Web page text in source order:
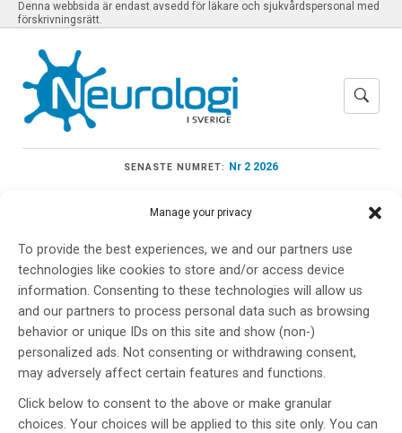
Manage your privacy
To provide the best experiences, we and our partners use
technologies like cookies to store and/or access device
information. Consenting to these technologies will allow us
and our partners to process personal data such as browsing
behavior or unique IDs on this site and show (non-)
personalized ads. Not consenting or withdrawing consent,
may adversely affect certain features and functions.
Click below to consent to the above or make granular
choices. Your choices will be applied to this site only. You can
Denna webbsida är endast avsedd för läkare och sjukvårdspersonal med
förskrivningsrätt.
SENASTE NUMRET: Nr 2 2026
Meny
temporallobsepilepsi